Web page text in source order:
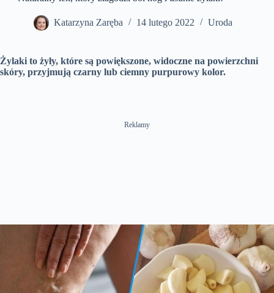
Katarzyna Zaręba 14 lutego 2022 Uroda
Żylaki to żyły, które są powiększone, widoczne na powierzchni
skóry, przyjmują czarny lub ciemny purpurowy kolor.
Reklamy